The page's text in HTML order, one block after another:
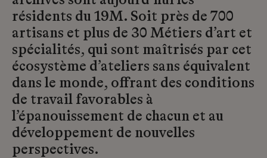
résidents du 19M. Soit près de 700
artisans et plus de 30 Métiers d’art et
spécialités, qui sont maîtrisés par cet
écosystème d’ateliers sans équivalent
dans le monde, offrant des conditions
de travail favorables à
l’épanouissement de chacun et au
développement de nouvelles
perspectives.